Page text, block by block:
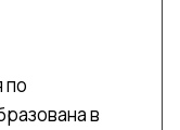
по
в